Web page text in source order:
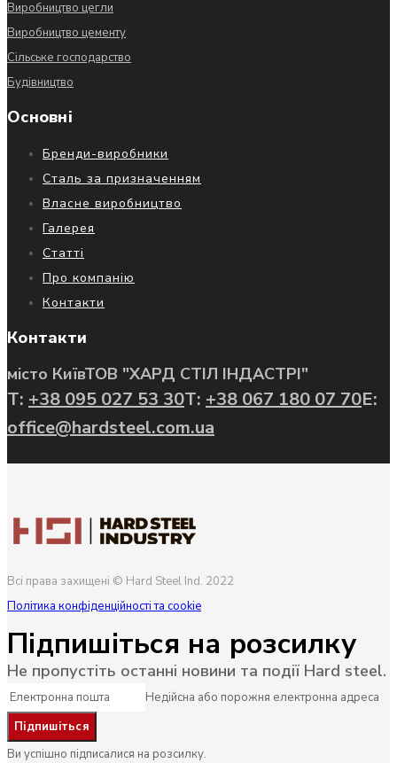
Виробництво цегли
Виробництво цементу
Сільське господарство
Будівництво
Основні
Бренди-виробники
Сталь за призначенням
Власне виробництво
Галерея
Статті
Про компанію
Контакти
Контакти
місто КиївТОВ "ХАРД СТІЛ ІНДАСТРІ"
Т: +38 095 027 53 30Т: +38 067 180 07 70E:
office@hardsteel.com.ua
Всі права захищені © Hard Steel Ind. 2022
Політика конфіденційності та cookie
Підпишіться на розсилку
Не пропустіть останні новини та події Hard steel.
Недійсна або порожня електронна адреса
Ви успішно підписалися на розсилку.